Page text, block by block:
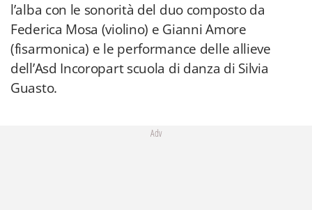
l’alba con le sonorità del duo composto da
Federica Mosa (violino) e Gianni Amore
(fisarmonica) e le performance delle allieve
dell’Asd Incoropart scuola di danza di Silvia
Guasto.
Adv